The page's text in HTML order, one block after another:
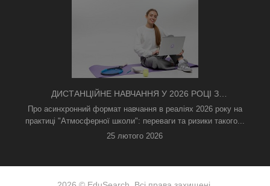
ДИСТАНЦІЙНЕ НАВЧАННЯ У 2026 РОЦІ З
ТРИВОГАМИ ТА БЕЗ СВІТЛА: ЯК АСИНХРОННИЙ
ФОРМАТ РЯТУЄ ОСВІТНІЙ ПРОЦЕС
Про асинхронний формат навчання в реаліях 2026 року на
практиці "Атмосферної школи": переваги та ризики такого...
25 лютого 2026